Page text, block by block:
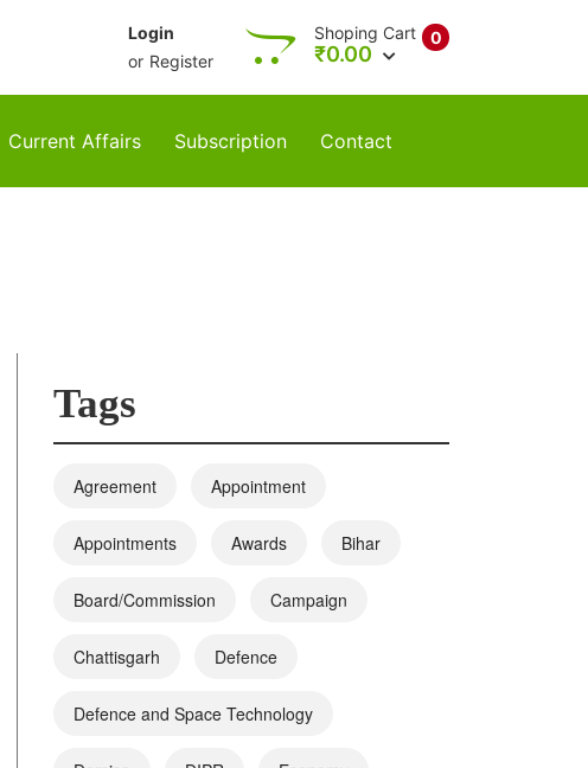
Login
or Register
0
Shoping Cart
₹0.00
Current Affairs Subscription Contact
Tags
Agreement Appointment
Appointments Awards Bihar
Board/Commission Campaign
Chattisgarh Defence
Defence and Space Technology